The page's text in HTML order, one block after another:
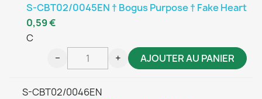
S-CBT02/0045EN † Bogus Purpose † Fake Heart
C
0,59 €
− + AJOUTER AU PANIER
S-CBT02/0046EN